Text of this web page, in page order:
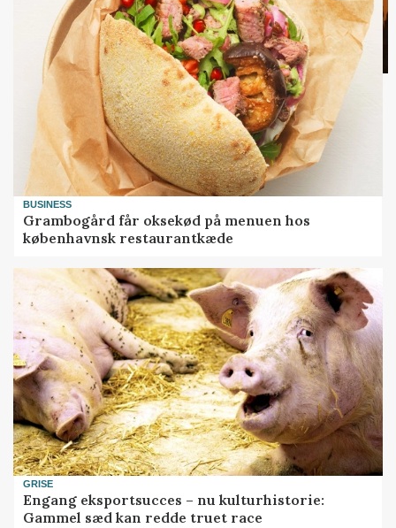
BUSINESS
Grambogård får oksekød på menuen hos
københavnsk restaurantkæde
GRISE
Engang eksportsucces – nu kulturhistorie:
Gammel sæd kan redde truet race